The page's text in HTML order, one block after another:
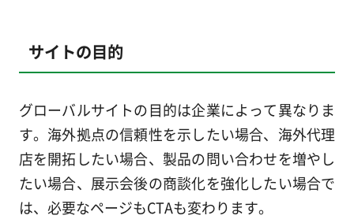
サイトの目的
グローバルサイトの目的は企業によって異なりま
す。海外拠点の信頼性を示したい場合、海外代理
店を開拓したい場合、製品の問い合わせを増やし
たい場合、展示会後の商談化を強化したい場合で
は、必要なページもCTAも変わります。